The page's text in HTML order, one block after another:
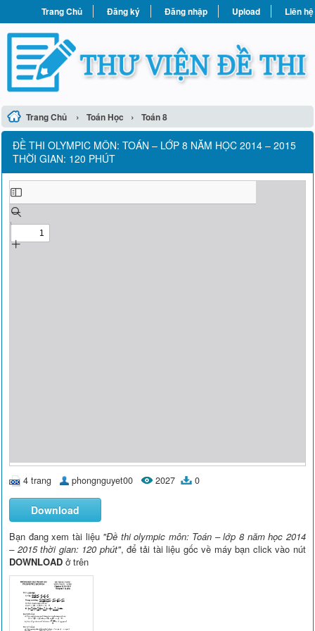
Trang Chủ Đăng ký Đăng nhập Upload Liên hệ
Trang Chủ › Toán Học › Toán 8
ĐỀ THI OLYMPIC MÔN: TOÁN – LỚP 8 NĂM HỌC 2014 – 2015
THỜI GIAN: 120 PHÚT
4 trang phongnguyet00 2027 0
Download
Bạn đang xem tài liệu "Đề thi olympic môn: Toán – lớp 8 năm học 2014
– 2015 thời gian: 120 phút", để tải tài liệu gốc về máy bạn click vào nút
DOWNLOAD ở trên